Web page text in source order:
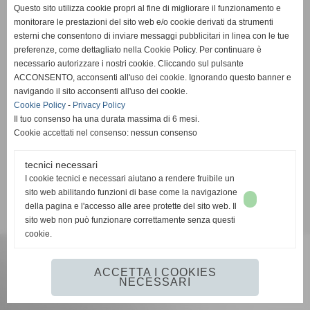
Pinball s.r.l.
Via Vittorio De Sica, 9/A - Ragusa (RG)
Email:
P. IVA: 01373070885
Cookie Policy| Privacy Policy
Questo sito utilizza cookie propri al fine di migliorare il funzionamento e
monitorare le prestazioni del sito web e/o cookie derivati da strumenti
esterni che consentono di inviare messaggi pubblicitari in linea con le tue
preferenze, come dettagliato nella Cookie Policy. Per continuare è
necessario autorizzare i nostri cookie. Cliccando sul pulsante
ACCONSENTO, acconsenti all'uso dei cookie. Ignorando questo banner e
navigando il sito acconsenti all'uso dei cookie.
Cookie Policy - Privacy Policy
Il tuo consenso ha una durata massima di 6 mesi.
Cookie accettati nel consenso: nessun consenso
tecnici necessari
I cookie tecnici e necessari aiutano a rendere fruibile un
sito web abilitando funzioni di base come la navigazione
della pagina e l'accesso alle aree protette del sito web. Il
sito web non può funzionare correttamente senza questi
cookie.
ACCETTA I COOKIES
NECESSARI